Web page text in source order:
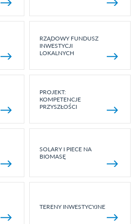
RZĄDOWY FUNDUSZ
INWESTYCJI
LOKALNYCH
PROJEKT:
KOMPETENCJE
PRZYSZŁOŚCI
SOLARY I PIECE NA
BIOMASĘ
TERENY INWESTYCYJNE